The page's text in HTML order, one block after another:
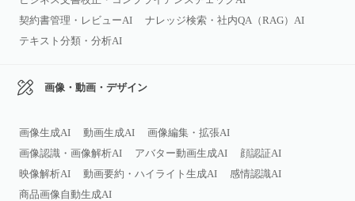
契約書管理・レビューAI
ナレッジ検索・社内QA（RAG）AI
テキスト分類・分析AI
画像・動画・デザイン
画像生成AI 動画生成AI
画像編集・拡張AI
画像認識・画像解析AI
アバター動画生成AI
顔認証AI
映像解析AI
動画要約・ハイライト生成AI
感情認識AI
商品画像自動生成AI